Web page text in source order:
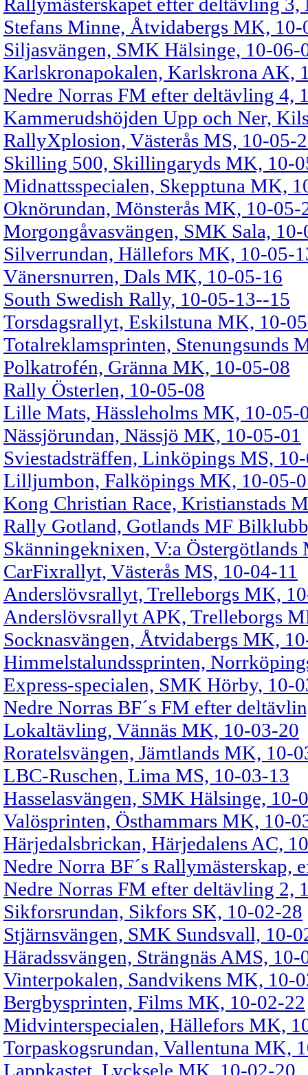
Stefans Minne, Åtvidabergs MK, 10-
Siljasvängen, SMK Hälsinge, 10-06-
Karlskronapokalen, Karlskrona AK,
Nedre Norras FM efter deltävling 4,
Kammerudshöjden Upp och Ner,
RallyXplosion, Västerås MS, 10-05-
Skilling 500, Skillingaryds MK, 10-
Midnattsspecialen, Skepptuna MK,
Oknörundan, Mönsterås MK, 10-05-
Morgongåvasvängen, SMK Sala,
Silverrundan, Hällefors MK, 10-05-
Vänersnurren, Dals MK, 10-05-16
South Swedish Rally, 10-05-13--15
Torsdagsrallyt, Eskilstuna MK, 10-
Totalreklamsprinten, Stenungsunds
Polkatrofén, Gränna MK, 10-05-08
Rally Österlen, 10-05-08
Lille Mats, Hässleholms MK, 10-05-
Nässjörundan, Nässjö MK, 10-05-01
Sviestadsträffen, Linköpings MS,
Lilljumbon, Falköpings MK, 10-05-
Kong Christian Race, Kristianstads
Rally Gotland, Gotlands MF
Skänningeknixen, V:a
CarFixrallyt, Västerås MS, 10-04-11
Anderslövsrallyt, Trelleborgs MK,
Anderslövsrallyt APK, Trelleborgs
Socknasvängen, Åtvidabergs MK,
Himmelstalundssprinten,
Express-specialen, SMK Hörby, 10-
Nedre Norras BF´s FM efter
Lokaltävling, Vännäs MK, 10-03-20
Roratelsvängen, Jämtlands MK, 10-
LBC-Ruschen, Lima MS, 10-03-13
Hasselasvängen, SMK Hälsinge, 10-
Valösprinten, Östhammars MK, 10-
Härjedalsbrickan, Härjedalens AC,
Nedre Norra BF´s Rallymästerskap,
Nedre Norras FM efter deltävling 2,
Sikforsrundan, Sikfors SK, 10-02-28
Stjärnsvängen, SMK Sundsvall, 10-
Häradssvängen, Strängnäs AMS, 10-
Vinterpokalen, Sandvikens MK, 10-
Bergbysprinten, Films MK, 10-02-22
Midvinterspecialen, Hällefors MK,
Torpaskogsrundan, Vallentuna MK,
Lappkastet, Lycksele MK, 10-02-20